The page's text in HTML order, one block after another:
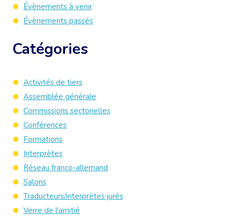
Évènements à venir
Évènements passés
Catégories
Activités de tiers
Assemblée générale
Commissions sectorielles
Conférences
Formations
Interprètes
Réseau franco-allemand
Salons
Traducteurs/interprètes jurés
Verre de l'amitié